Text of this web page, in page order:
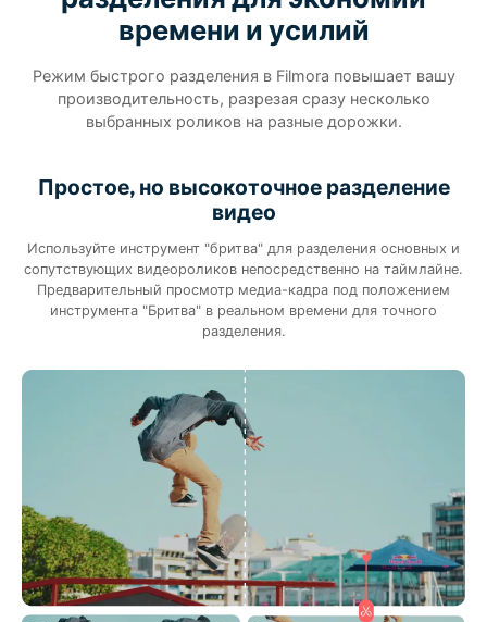
времени и усилий
Режим быстрого разделения в Filmora повышает вашу
производительность, разрезая сразу несколько
выбранных роликов на разные дорожки.
Простое, но высокоточное разделение
видео
Используйте инструмент "бритва" для разделения основных и
сопутствующих видеороликов непосредственно на таймлайне.
Предварительный просмотр медиа-кадра под положением
инструмента "Бритва" в реальном времени для точного
разделения.